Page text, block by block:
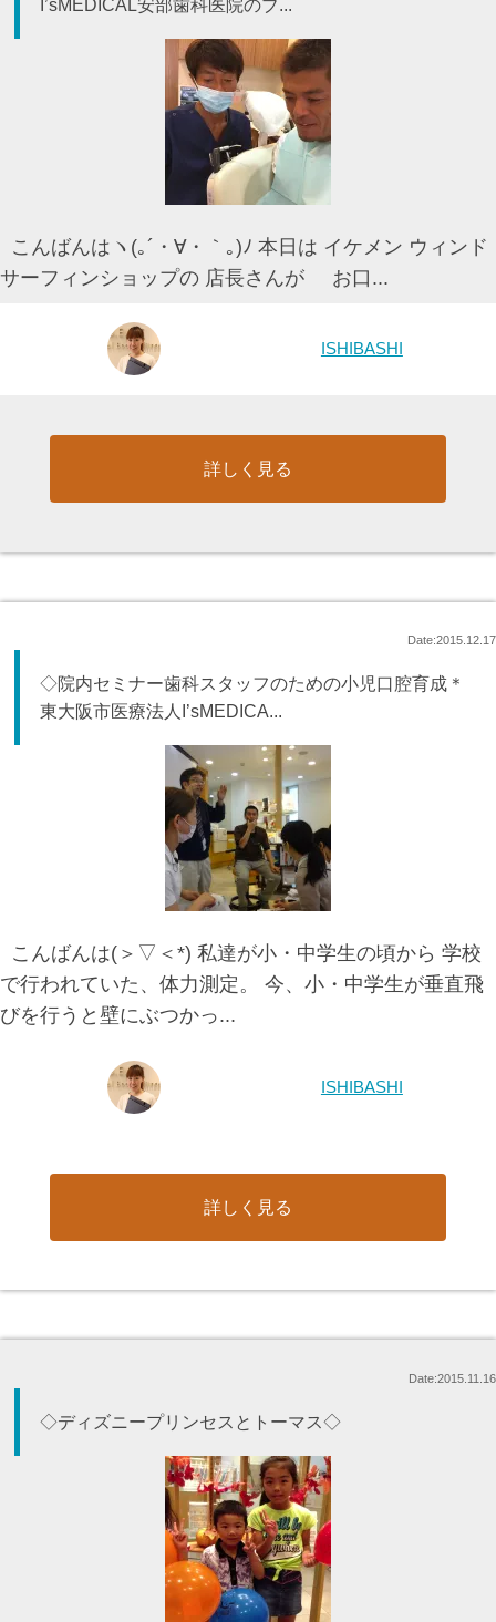
I’sMEDICAL安部歯科医院のブ...
こんばんはヽ(｡´・∀・｀｡)ﾉ 本日は イケメン ウィンド
サーフィンショップの 店長さんが お口...
ISHIBASHI
詳しく見る
Date:2015.12.17
◇院内セミナー歯科スタッフのための小児口腔育成＊
東大阪市医療法人I’sMEDICA...
こんばんは(＞▽＜*) 私達が小・中学生の頃から 学校
で行われていた、体力測定。 今、小・中学生が垂直飛
びを行うと壁にぶつかっ...
ISHIBASHI
詳しく見る
Date:2015.11.16
◇ディズニープリンセスとトーマス◇